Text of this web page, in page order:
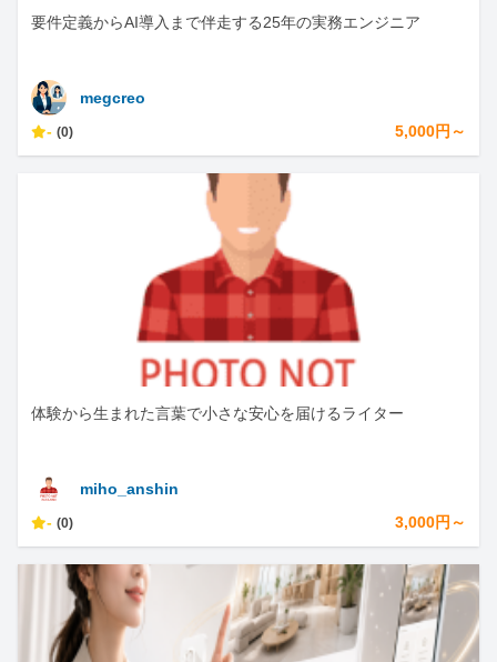
要件定義からAI導入まで伴走する25年の実務エンジニア
megcreo
- (0) 5,000円～
体験から生まれた言葉で小さな安心を届けるライター
miho_anshin
- (0) 3,000円～